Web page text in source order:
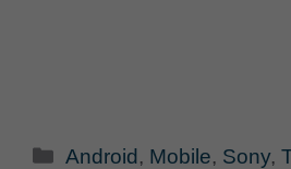
Categorie
Android , Mobile, Sony,